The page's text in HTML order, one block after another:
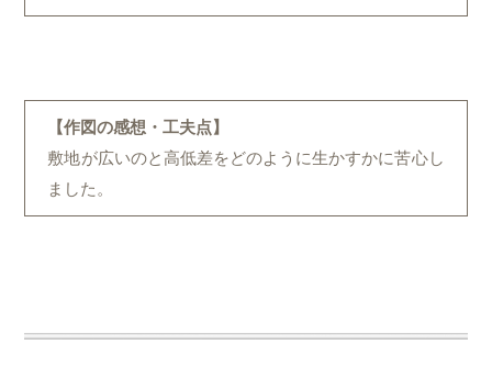
【作図の感想・工夫点】
敷地が広いのと高低差をどのように生かすかに苦心し
ました。